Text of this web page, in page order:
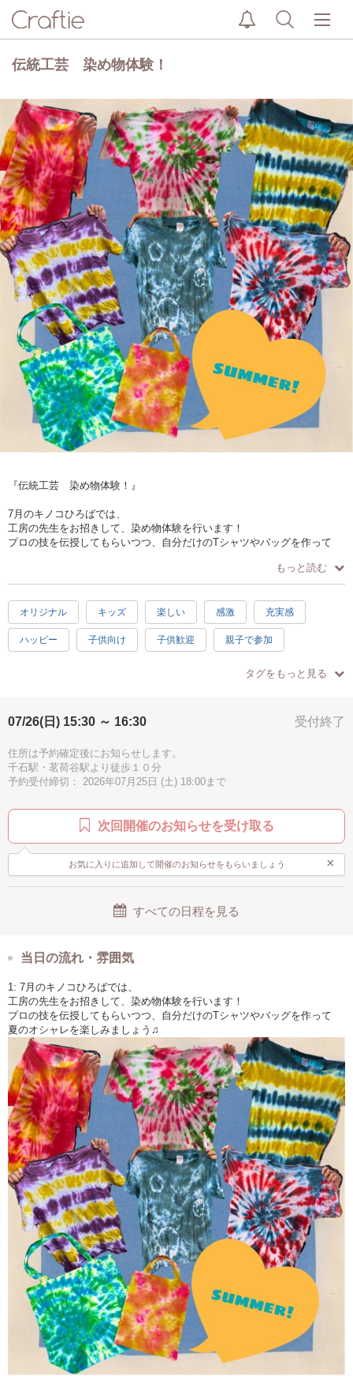
伝統工芸 染め物体験！
『伝統工芸 染め物体験！』
7月のキノコひろばでは、
工房の先生をお招きして、染め物体験を行います！
プロの技を伝授してもらいつつ、自分だけのTシャツやバッグを作って
～週末アートふれあい体験～『 キノコひろば 』
キノコひろばは、東京都内でお子さま向け工作ワークショップ・自然の
中で季節を感じるプレイパークを月に１回開催しています。
自然やアートと触れ合えるキノコひろばにぜひ遊びにきてくださいね！
もっと読む
オリジナル キッズ 楽しい 感激 充実感
ハッピー 子供向け 子供歓迎 親子で参加
タグをもっと見る
受付終了
07/26(日) 15:30 ～ 16:30
住所は予約確定後にお知らせします。
千石駅・茗荷谷駅より徒歩１０分
予約受付締切： 2026年07月25日 (土) 18:00まで
次回開催のお知らせを受け取る
お気に入りに追加して開催のお知らせをもらいましょう ×
すべての日程を見る
当日の流れ・雰囲気
1: 7月のキノコひろばでは、
工房の先生をお招きして、染め物体験を行います！
プロの技を伝授してもらいつつ、自分だけのTシャツやバッグを作って
夏のオシャレを楽しみましょう♫